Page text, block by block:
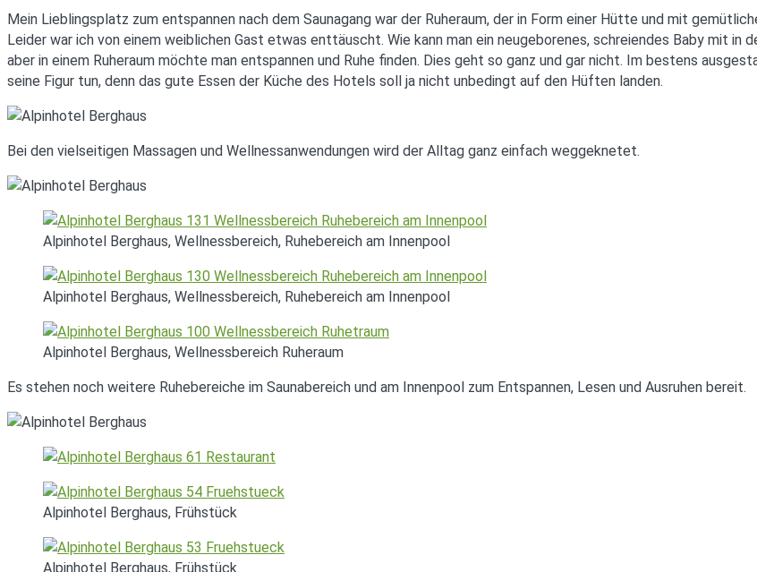
Mein Lieblingsplatz zum entspannen nach dem Saunagang war der Ruheraum, der in Form einer Hütte und mit
Leider war ich von einem weiblichen Gast etwas enttäuscht. Wie kann man ein neugeborenes, schreiendes Baby mit in
aber in einem Ruheraum möchte man entspannen und Ruhe finden. Dies geht so ganz und gar nicht. Im bestens
seine Figur tun, denn das gute Essen der Küche des Hotels soll ja nicht unbedingt auf den Hüften landen.
Bei den vielseitigen Massagen und Wellnessanwendungen wird der Alltag ganz einfach weggeknetet.
Alpinhotel Berghaus, Wellnessbereich, Ruhebereich am Innenpool
Alpinhotel Berghaus, Wellnessbereich, Ruhebereich am Innenpool
Alpinhotel Berghaus, Wellnessbereich Ruheraum
Es stehen noch weitere Ruhebereiche im Saunabereich und am Innenpool zum Entspannen, Lesen und Ausruhen bereit.
Alpinhotel Berghaus, Frühstück
Alpinhotel Berghaus, Frühstück